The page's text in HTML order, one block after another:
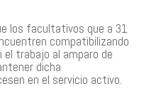
los facultativos que a 31
compatibilizando
el trabajo al amparo de
dicha
en el servicio activo.